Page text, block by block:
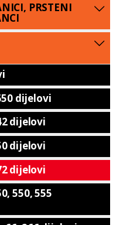
PRSTENI
dijelovi
dijelovi
dijelovi
dijelovi
550, 555